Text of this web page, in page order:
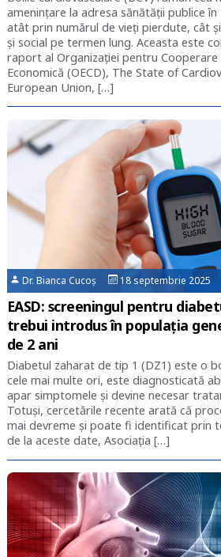
amenințare la adresa sănătății publice în
atât prin numărul de vieți pierdute, cât
și social pe termen lung. Aceasta este
raport al Organizației pentru Cooperare
Economică (OECD), The State of
European Union, […]
Dr. Bianca Cucoș 18 septembrie
EASD: screeningul pentru
trebui introdus în populația
de 2 ani
Diabetul zaharat de tip 1 (DZ1) este o
cele mai multe ori, este diagnosticată
apar simptomele și devine necesar
Totuși, cercetările recente arată că
mai devreme și poate fi identificat prin
de la aceste date, Asociația […]